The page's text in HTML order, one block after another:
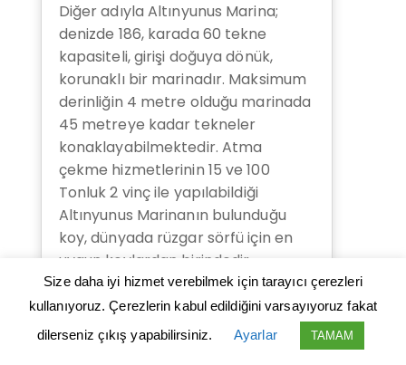
Diğer adıyla Altınyunus Marina;
denizde 186, karada 60 tekne
kapasiteli, girişi doğuya dönük,
korunaklı bir marinadır. Maksimum
derinliğin 4 metre olduğu marinada
45 metreye kadar tekneler
konaklayabilmektedir. Atma
çekme hizmetlerinin 15 ve 100
Tonluk 2 vinç ile yapılabildiği
Altınyunus Marinanın bulunduğu
koy, dünyada rüzgar sörfü için en
uygun koylardan birindedir.
Size daha iyi hizmet verebilmek için tarayıcı çerezleri
kullanıyoruz. Çerezlerin kabul edildiğini varsayıyoruz fakat
dilerseniz çıkış yapabilirsiniz.
Ayarlar TAMAM